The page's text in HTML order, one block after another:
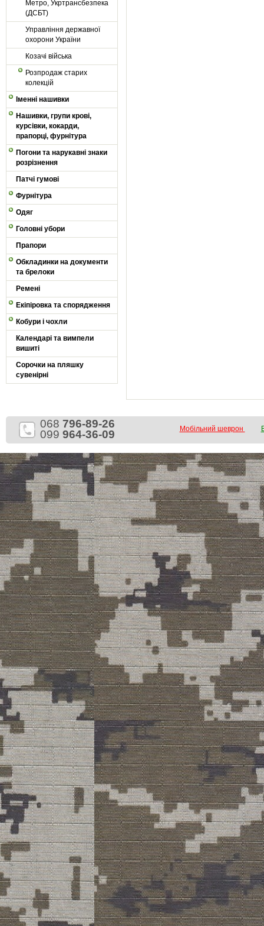
Метро, Укртрансбезпека
(ДСБТ)
Управління державної
охорони України
Козачі війська
Розпродаж старих
колекцій
Іменні нашивки
Нашивки, групи крові,
курсівки, кокарди,
прапорці, фурнітура
Погони та нарукавні знаки
розрізнення
Патчі гумові
Фурнітура
Одяг
Головні убори
Прапори
Обкладинки на документи
та брелоки
Ремені
Екіпіровка та спорядження
Кобури і чохли
Календарі та вимпели
вишиті
Сорочки на пляшку
сувенірні
068 796-89-26
099 964-36-09 Мобільний шеврон